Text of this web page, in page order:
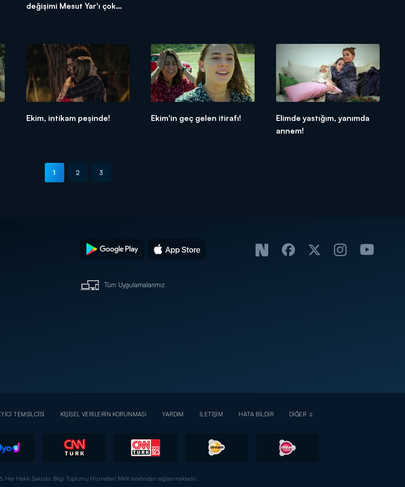
değişimi Mesut Yar'ı çok
Ekim, intikam peşinde! Ekim'in geç gelen itirafı!
Elimde yastığım, yanımda
annem!
1 2 3
Tüm Uygulamalarımız
TEMSİLCİSİ KİŞİSEL VERİLERİN KORUNMASI YARDIM İLETİŞİM HATA BİLDİR DİĞER
Her Hakkı Saklıdır. Bilgi Toplumu Hizmetleri MKK tarafından sağlanmaktadır.